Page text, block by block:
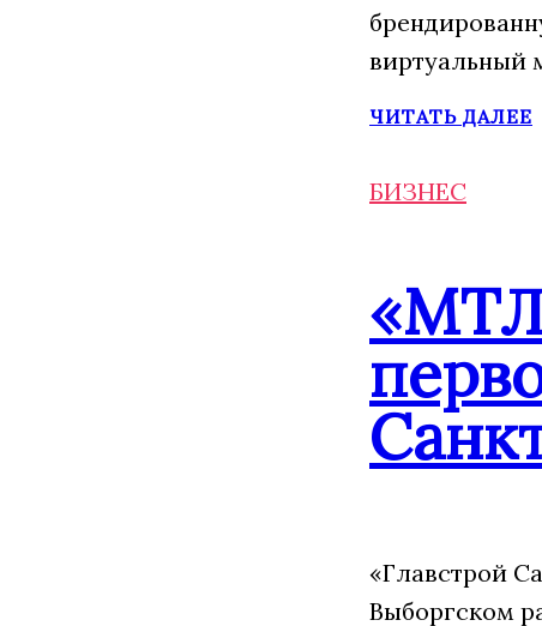
виртуальный
ЧИТАТЬ ДАЛЕЕ
БИЗНЕС
«Главстрой
Выборгском